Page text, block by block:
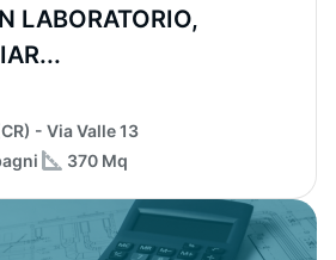
LABORATORIO,
- Via Valle 13
370 Mq